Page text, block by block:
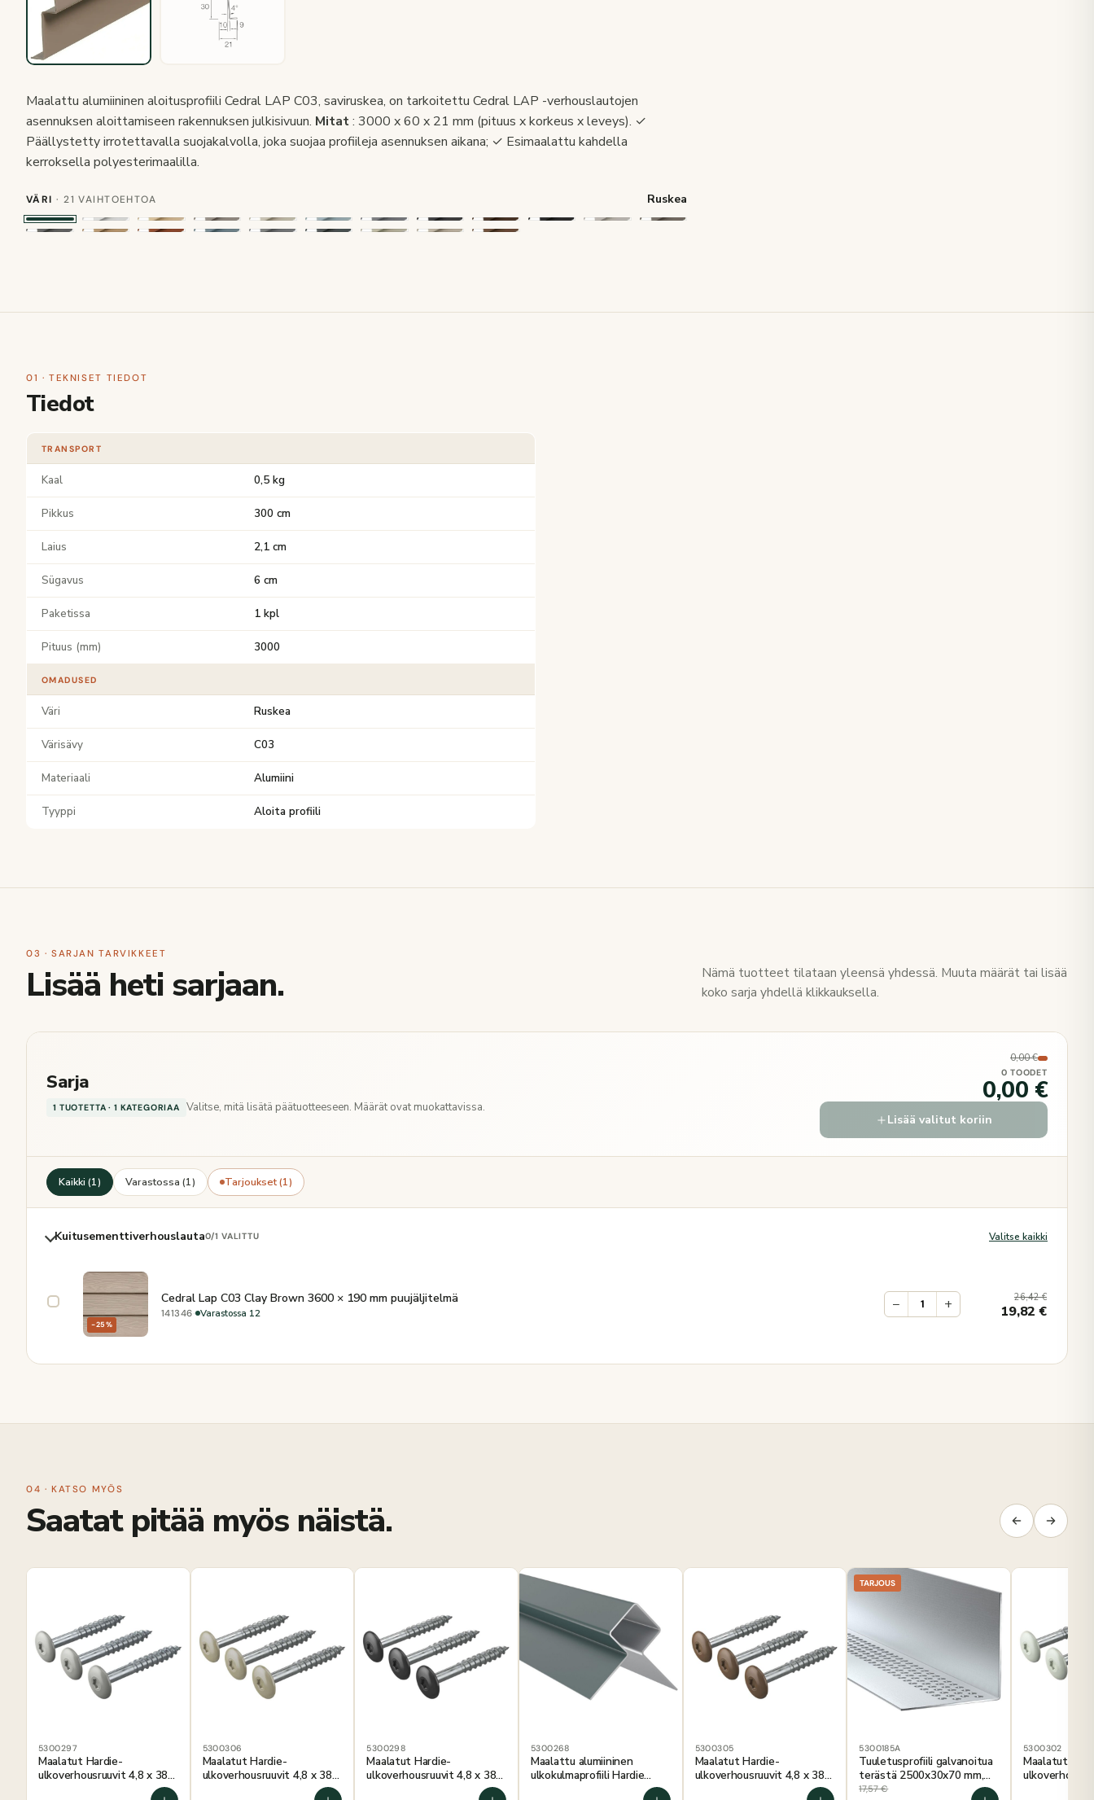
Maalattu alumiininen aloitusprofiili Cedral LAP C03, saviruskea, on tarkoitettu Cedral LAP -verhouslautojen
asennuksen aloittamiseen rakennuksen julkisivuun. Mitat: 3000 x 60 x 21 mm (pituus x korkeus x leveys). ✓
Päällystetty irrotettavalla suojakalvolla, joka suojaa profiileja asennuksen aikana; ✓ Esimaalattu kahdella
kerroksella polyesterimaalilla.
VÄRI · 21 VAIHTOEHTOA Ruskea
01 · TEKNISET TIEDOT
Tiedot
TRANSPORT
Kaal 0,5 kg
Pikkus 300 cm
Laius 2,1 cm
Sügavus 6 cm
Paketissa 1 kpl
Pituus (mm) 3000
OMADUSED
Väri Ruskea
Värisävy C03
Materiaali Alumiini
Tyyppi Aloita profiili
03 · SARJAN TARVIKKEET
Lisää heti sarjaan.
Nämä tuotteet tilataan yleensä yhdessä. Muuta määrät tai lisää
koko sarja yhdellä klikkauksella.
Sarja
1 TUOTETTA · 1 KATEGORIAA Valitse, mitä lisätä päätuotteeseen. Määrät ovat muokattavissa.
0,00 €
0 TOODET
0,00 €
Lisää valitut koriin
Kaikki (1) Varastossa (1) Tarjoukset (1)
Kuitusementtiverhouslauta0/1 VALITTU Valitse kaikki
−25%
Cedral Lap C03 Clay Brown 3600 × 190 mm puujäljitelmä
141346· Varastossa 12 − + 26,42€
19,82€
04 · KATSO MYÖS
Saatat pitää myös näistä.
5300297
Maalatut Hardie-
ulkoverhousruuvit 4,8 x 38
mm utuharmaat, 250 kpl
5300306
Maalatut Hardie-
ulkoverhousruuvit 4,8 x 38
mm sammaleenvihreät, 250
5300298
Maalatut Hardie-
ulkoverhousruuvit 4,8 x 38
mm, keskiyönmusta, 250 kpl
5300268
Maalattu alumiininen
ulkokulmaprofiili Hardie
5300305
Maalatut Hardie-
ulkoverhousruuvit 4,8 x 38
mm kastanjanruskeat, 250
TARJOUS
5300185A
Tuuletusprofiili galvanoitua
terästä 2500x30x70 mm,
rei'itetty
17,57€
5300302
Maalatut